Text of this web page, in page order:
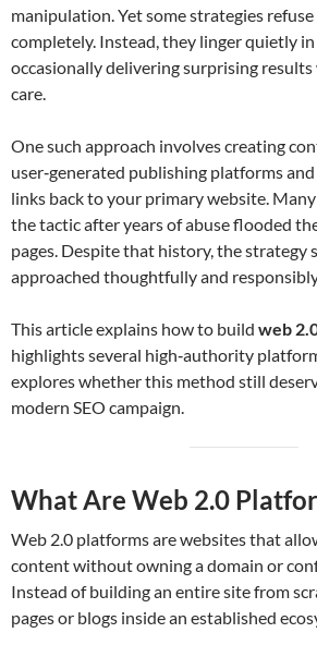
manipulation. Yet some strategies
completely. Instead, they linger quietly in
occasionally delivering surprising
care.
One such approach involves creating
user‑generated publishing platforms
links back to your primary website.
the tactic after years of abuse flooded
pages. Despite that history, the strategy
approached thoughtfully and
This article explains how to build web
highlights several high‑authority
explores whether this method still
modern SEO campaign.
What Are Web 2.0
Web 2.0 platforms are websites that
content without owning a domain or
Instead of building an entire site from
pages or blogs inside an established